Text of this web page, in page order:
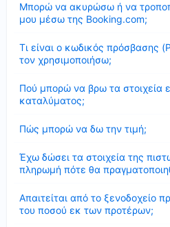
Μπορώ να ακυρώσω ή να
μου μέσω της Booking.com;
Τι είναι ο κωδικός πρόσβασης
τον χρησιμοποιήσω;
Πού μπορώ να βρω τα στοιχεία
καταλύματος;
Πώς μπορώ να δω την τιμή;
Έχω δώσει τα στοιχεία της
πληρωμή πότε θα
Απαιτείται από το ξενοδοχείο
του ποσού εκ των προτέρων;